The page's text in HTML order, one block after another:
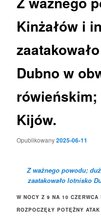
Kinżałów i
Dubno w
rówieńskim;
Kijów.
Opublikowany2025-06-11
Z ważnego powodu;
zaatakowało lotnisko
W NOCY Z 9 NA 10
ROZPOCZĘŁY POTĘŻNY